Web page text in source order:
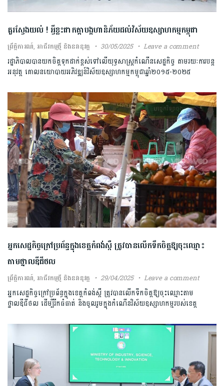
គួរស្វែងយល់ ! អ្វីខ្លះជាកត្តាបង្កហានិភ័យដល់វិស័យឧស្សាហកម្មកម្ពុជា
ព្រឹត្តិការណ៍, អាជីវកម្មថ្មី និងនវានុវត្ត 30/05/2025 Leave a comment
រដ្ឋាភិបាលបានយកចិត្តទុកដាក់ខ្ពស់ទៅលើយុទ្ធសាស្ត្រកំណើនសេដ្ឋកិច្ច តាមរយៈការបន្ត
អនុវត្ត គោលនយោបាយអភិវឌ្ឍន៍វិស័យឧស្សាហកម្មកម្ពុជាឆ្នាំ២០១៥-២០២៥
អ្នកសេដ្ឋកិច្ចក្រៅប្រព័ន្ធក្នុងខេត្តកំពង់ស្ពឺ ត្រូវបានលើកទឹកចិត្តឱ្យចុះឈ្មោះ
តាមថ្នាលឌីជីថល
ព្រឹត្តិការណ៍, អាជីវកម្មថ្មី និងនវានុវត្ត 29/04/2025 Leave a comment
អ្នកសេដ្ឋកិច្ចក្រៅប្រព័ន្ធក្នុងខេត្តកំពង់ស្ពឺ ត្រូវបានលើកទឹកចិត្តឱ្យចុះឈ្មោះតាម
ថ្នាលឌីជីថល ដើម្បីរីកធំធាត់ និងចូលរួមក្នុងកំណើនវិស័យឧស្សាហកម្មរបស់ខេត្ត